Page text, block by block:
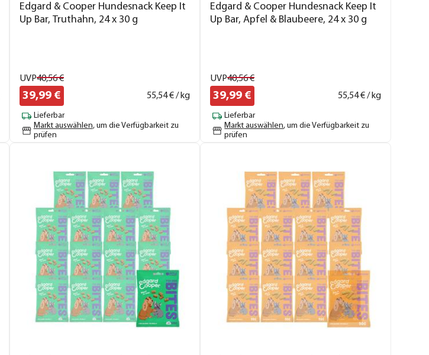
Edgard & Cooper Hundesnack Keep It
Up Bar, Truthahn, 24 x 30 g
UVP40,56€
39,99€ 55,54€ / kg
Lieferbar
Markt auswählen, um die Verfügbarkeit zu
prüfen
Edgard & Cooper Hundesnack Keep It
Up Bar, Apfel & Blaubeere, 24 x 30 g
UVP40,56€
39,99 € 55,54€ / kg
Lieferbar
Markt auswählen, um die Verfügbarkeit zu
prüfen